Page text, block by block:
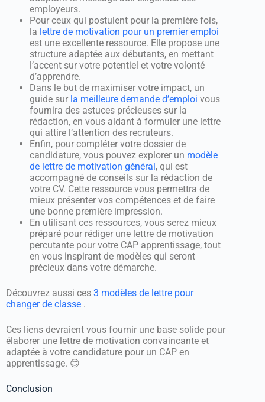
employeurs.
Pour ceux qui postulent pour la première fois,
la lettre de motivation pour un premier emploi
est une excellente ressource. Elle propose une
structure adaptée aux débutants, en mettant
l’accent sur votre potentiel et votre volonté
d’apprendre.
Dans le but de maximiser votre impact, un
guide sur la meilleure demande d’emploi vous
fournira des astuces précieuses sur la
rédaction, en vous aidant à formuler une lettre
qui attire l’attention des recruteurs.
Enfin, pour compléter votre dossier de
candidature, vous pouvez explorer un modèle
de lettre de motivation général, qui est
accompagné de conseils sur la rédaction de
votre CV. Cette ressource vous permettra de
mieux présenter vos compétences et de faire
une bonne première impression.
En utilisant ces ressources, vous serez mieux
préparé pour rédiger une lettre de motivation
percutante pour votre CAP apprentissage, tout
en vous inspirant de modèles qui seront
précieux dans votre démarche.
Découvrez aussi ces 3 modèles de lettre pour
changer de classe .
Ces liens devraient vous fournir une base solide pour
élaborer une lettre de motivation convaincante et
adaptée à votre candidature pour un CAP en
apprentissage. 😊
Conclusion